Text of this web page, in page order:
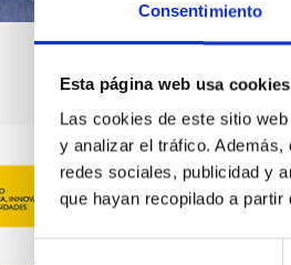
Consentimiento
Esta página web usa cookies
Las cookies de este sitio
y analizar el tráfico.
redes sociales, publicidad y
que hayan recopilado a
The Sun revealed